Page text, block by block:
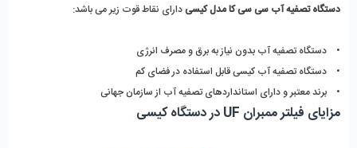
دستگاه تصفیه آب سی سی کا مدل کیسیدارای نقاط قوت زیر می باشد:
• دستگاه تصفیه آب بدون نیاز به برق و مصرف انرژی
• دستگاه تصفیه آب کیسی قابل استفاده در فضای کم
• برند معتبر و دارای استانداردهای تصفیه آب از سازمان جهانی
مزایای فیلتر ممبران UF در دستگاه کیسی